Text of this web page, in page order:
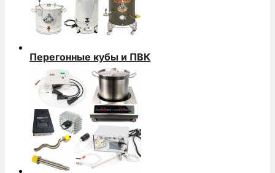
Перегонные кубы и ПВК